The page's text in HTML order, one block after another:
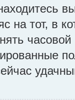
на тот, в